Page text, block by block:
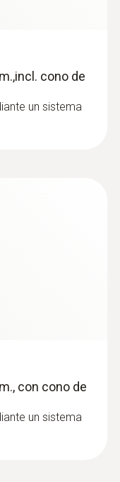
cono de
un sistema
con cono de
un sistema